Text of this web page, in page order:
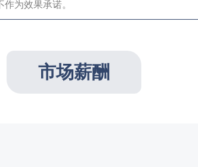
为效果承诺。
市场薪酬